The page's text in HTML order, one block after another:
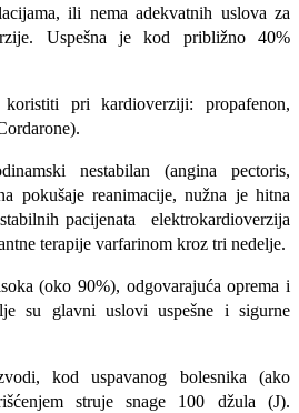
ili nema adekvatnih uslova za
Uspešna je kod približno 40%
pri kardioverziji: propafenon,
nestabilan (angina pectoris,
pokušaje reanimacije, nužna je hitna
pacijenata elektrokardioverzija
terapije varfarinom kroz tri nedelje.
(oko 90%), odgovarajuća oprema i
su glavni uslovi uspešne i sigurne
kod uspavanog bolesnika (ako
struje snage 100 džula (J).